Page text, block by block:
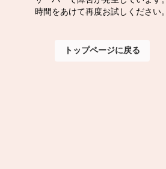
時間をあけて再度お試しください。
トップページに戻る